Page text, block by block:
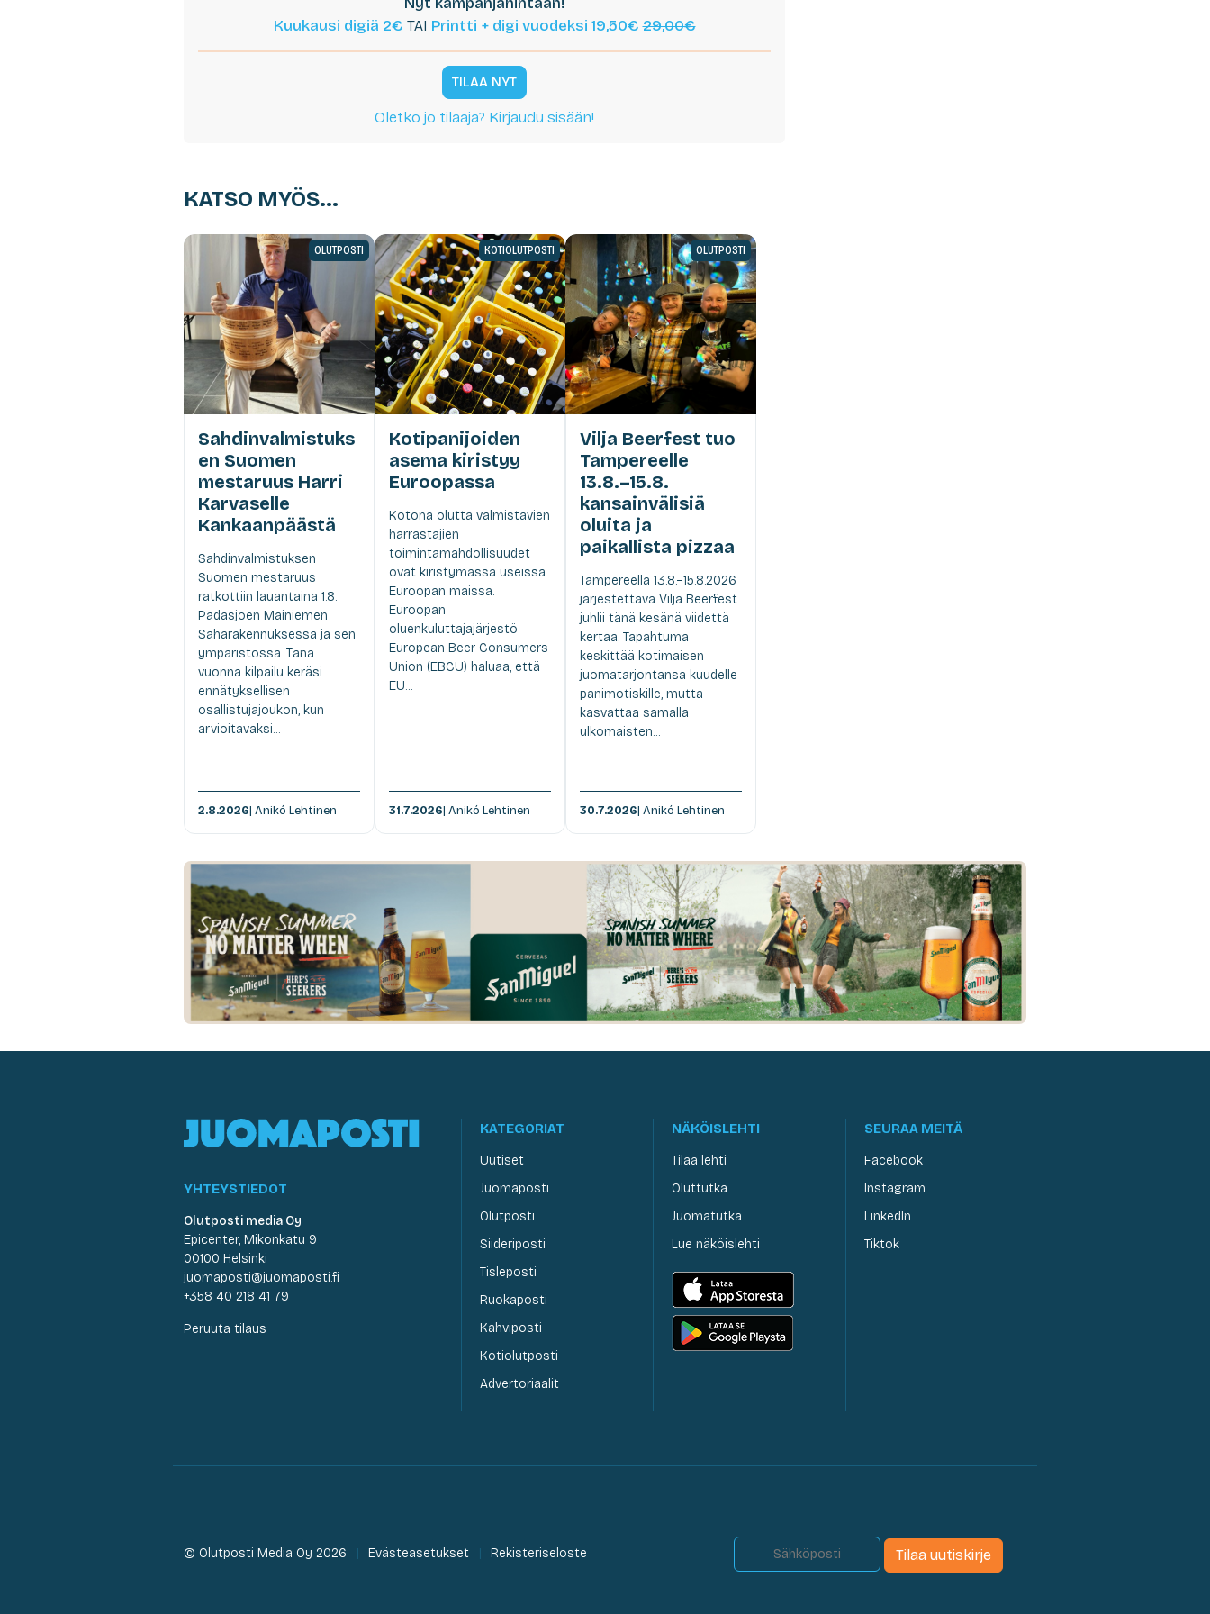
Kuukausi digiä 2€ TAI Printti + digi vuodeksi 19,50€29,00€
TILAA NYT
Oletko jo tilaaja? Kirjaudu sisään!
KATSO MYÖS...
OLUTPOSTI
Sahdinvalmistuks
en Suomen
mestaruus Harri
Karvaselle
Kankaanpäästä
Sahdinvalmistuksen
Suomen mestaruus
ratkottiin lauantaina 1.8.
Padasjoen Mainiemen
Saharakennuksessa ja sen
ympäristössä. Tänä
vuonna kilpailu keräsi
ennätyksellisen
osallistujajoukon, kun
arvioitavaksi...
2.8.2026| Anikó Lehtinen
KOTIOLUTPOSTI
Kotipanijoiden
asema kiristyy
Euroopassa
Kotona olutta valmistavien
harrastajien
toimintamahdollisuudet
ovat kiristymässä useissa
Euroopan maissa.
Euroopan
oluenkuluttajajärjestö
European Beer Consumers
Union (EBCU) haluaa, että
EU...
31.7.2026| Anikó Lehtinen
OLUTPOSTI
Vilja Beerfest tuo
Tampereelle
13.8.–15.8.
kansainvälisiä
oluita ja
paikallista pizzaa
Tampereella 13.8.–15.8.2026
järjestettävä Vilja Beerfest
juhlii tänä kesänä viidettä
kertaa. Tapahtuma
keskittää kotimaisen
juomatarjontansa kuudelle
panimotiskille, mutta
kasvattaa samalla
ulkomaisten...
30.7.2026| Anikó Lehtinen
YHTEYSTIEDOT
Olutposti media Oy
Epicenter, Mikonkatu 9
00100 Helsinki
juomaposti@juomaposti.fi
+358 40 218 41 79
Peruuta tilaus
KATEGORIAT
Uutiset
Juomaposti
Olutposti
Siideriposti
Tisleposti
Ruokaposti
Kahviposti
Kotiolutposti
Advertoriaalit
NÄKÖISLEHTI
Tilaa lehti
Oluttutka
Juomatutka
Lue näköislehti
SEURAA MEITÄ
Facebook
Instagram
LinkedIn
Tiktok
© Olutposti Media Oy 2026 Evästeasetukset Rekisteriseloste Tilaa uutiskirje